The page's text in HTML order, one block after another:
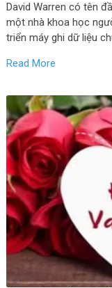
David Warren có tên
một nhà khoa học
triển máy ghi dữ liệu
Read More